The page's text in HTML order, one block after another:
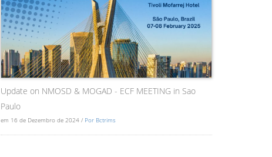
Update on NMOSD & MOGAD - ECF MEETING in Sao
Paulo
em 16 de Dezembro de 2024 / Por Bctrims